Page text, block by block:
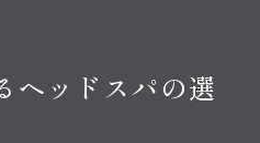
ヘッドスパの選